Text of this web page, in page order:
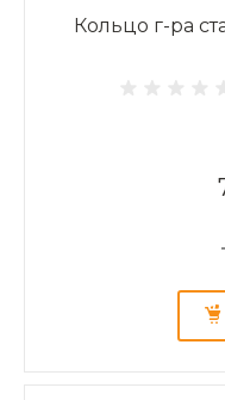
Кольцо г-ра
-